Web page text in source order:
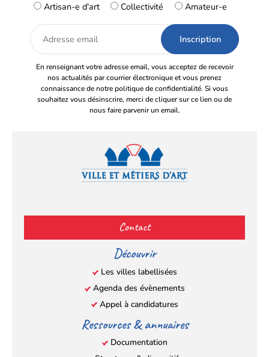
Artisan-e d'art
Collectivité Amateur-e
Adresse
email
En renseignant votre adresse email, vous acceptez de recevoir
nos actualités par courrier électronique et vous prenez
connaissance de notre politique de confidentialité. Si vous
souhaitez vous désinscrire, merci de cliquer sur ce lien ou de
nous faire parvenir un email.
(s’ouvre
dans
nouvel
onglet)
(s’ouvre
dans
nouvel
onglet)
(s’ouvre
dans
nouvel
onglet)
(s’ouvre
nouvel
onglet)
Contact
Découvrir
Les villes labellisées
Agenda des évènements
Appel à candidatures
Ressources & annuaires
Documentation